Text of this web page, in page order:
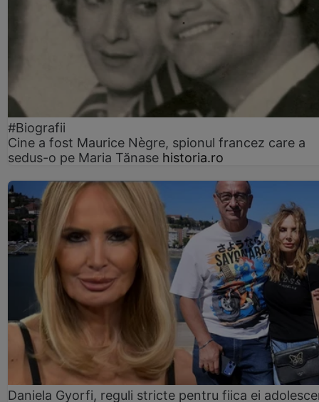
#Biografii
Cine a fost Maurice Nègre, spionul francez care a
sedus-o pe Maria Tănase historia.ro
Daniela Gyorfi, reguli stricte pentru fiica ei